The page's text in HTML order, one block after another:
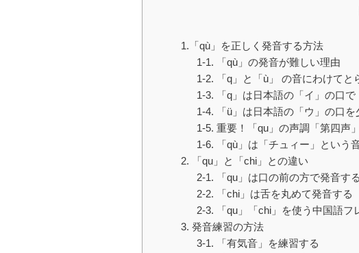
1.「qù」を正しく発音する方法
1-1. 「qù」の発音が難しい理由
1-2. 「q」と「ù」 の音にわけてと
1-3. 「q」は日本語の「イ」の口
1-4. 「ü」は日本語の「ウ」の口
1-5. 重要！「qu」の声調「第四声
1-6. 「qù」は「チュィー」という
2. 「qu」と「chi」との違い
2-1. 「qu」は口の前の方で発音する
2-2. 「chi」は舌を丸めて発音する
2-3. 「qu」「chi」を使う中国語フ
3. 発音練習の方法
3-1. 「有気音」を練習する